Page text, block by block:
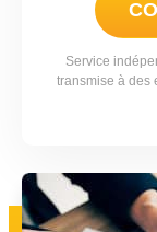
Service
transmise à des